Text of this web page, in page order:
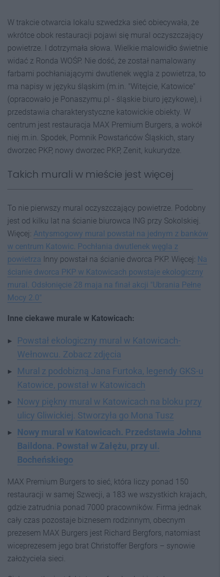
W trakcie otwarcia lokalu szwedzka sieć obiecywała, że
wkrótce obok restauracji pojawi się mural oczyszczający
powietrze. I dotrzymała słowa. Wielkie malowidło świetnie
widać z Ronda WOŚP. Nie dość, że został namalowany
farbami pochłaniającymi dwutlenek węgla z powietrza, to
ma napisy w języku śląskim (m.in. "Witejcie, Katowice"
(opracowało je Ponaszymu.pl - śląskie biuro językowe), i
przedstawia charakterystyczne katowickie obiekty. W
centrum jest restauracja MAX Premium Burgers, a wokół
niej m.in. Spodek, Pomnik Powstańców Śląskich, stary
dworzec PKP, nowy dworzec PKP, Zenit, kukurydze.
Takich murali w mieście jest więcej
To nie pierwszy mural oczyszczający powietrze. Podobny
jest od kilku lat na ścianie biurowca ING przy Sokolskiej.
Więcej: Antysmogowy mural powstał na jednym z banków
w centrum Katowic. Pochłania dwutlenek węgla z
powietrza Inny powstał na ścianie dworca PKP. Więcej: Na
ścianie dworca PKP w Katowicach powstaje ekologiczny
mural. Odsłonięcie 28 maja na finał akcji "Ubrania Pełne
Mocy 2.0"
Inne ciekawe murale w Katowicach:
Powstał ekologiczny mural w Katowicach-
Wełnowcu. Zobacz zdjęcia
Mural z podobizną Jana Furtoka, legendy GKS-u
Katowice, powstał w Katowicach
Nowy piękny mural w Katowicach na bloku przy
ulicy Gliwickiej. Stworzyła go Mona Tusz
Nowy mural w Katowicach. Przedstawia Johna
Baildona. Powstał w Załężu, przy ul.
Bocheńskiego
MAX Premium Burgers to sieć, która liczy ponad 150
restauracji w samej Szwecji, a 183 we wszystkich krajach,
gdzie zatrudnia ponad 7000 pracowników. Firma jednak
cały czas pozostaje biznesem rodzinnym, obecnym
prezesem MAX Burgers jest Richard Bergfors, natomiast
wiceprezesem jego brat Christoffer Bergfors – synowie
założyciela sieci.